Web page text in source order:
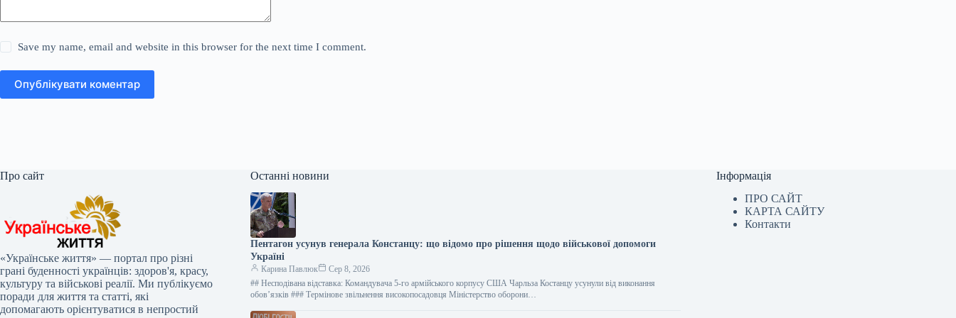
Save my name, email and website in this browser for the next time I comment.
Опублікувати коментар
Про сайт
«Українське життя» — портал про різні
грані буденності українців: здоров'я, красу,
культуру та військові реалії. Ми публікуємо
поради для життя та статті, які
допомагають орієнтуватися в непростий
Останні новини
Пентагон усунув генерала Констанцу: що відомо про рішення щодо військової допомоги
Україні
Карина Павлюк
Сер 8, 2026
## Несподівана відставка: Командувача 5-го армійського корпусу США Чарльза Костанцу усунули від виконання
обов’язків ### Термінове звільнення високопосадовця Міністерство оборони…
Інформація
ПРО САЙТ
КАРТА САЙТУ
Контакти